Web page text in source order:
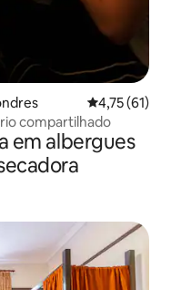
4,75 de uma
4,75 (61)
compartilhado
em albergues